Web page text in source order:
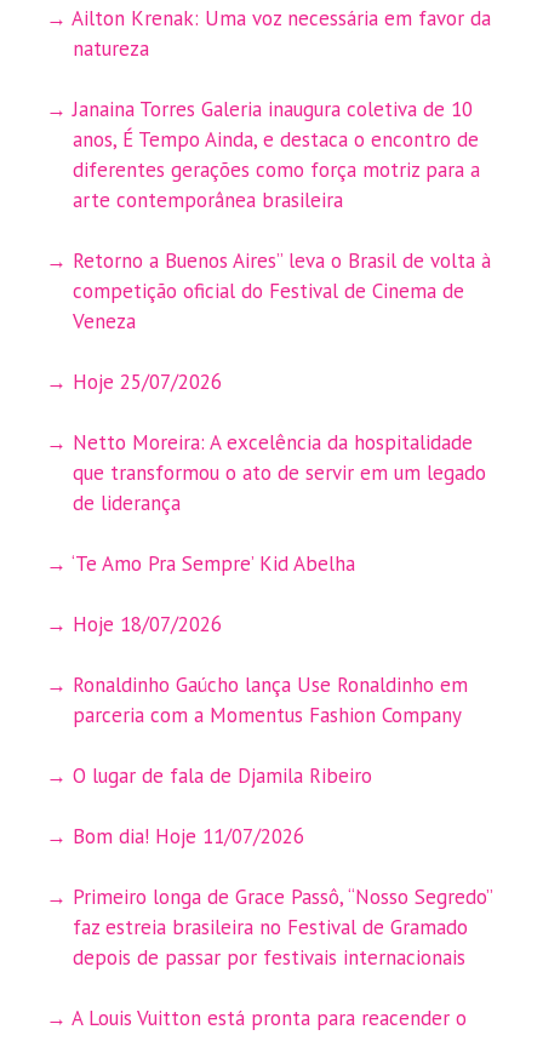
Ailton Krenak: Uma voz necessária em favor da
natureza
Janaina Torres Galeria inaugura coletiva de 10
anos, É Tempo Ainda, e destaca o encontro de
diferentes gerações como força motriz para a
arte contemporânea brasileira
Retorno a Buenos Aires” leva o Brasil de volta à
competição oficial do Festival de Cinema de
Veneza
Hoje 25/07/2026
Netto Moreira: A excelência da hospitalidade
que transformou o ato de servir em um legado
de liderança
‘Te Amo Pra Sempre’ Kid Abelha
Hoje 18/07/2026
Ronaldinho Gaúcho lança Use Ronaldinho em
parceria com a Momentus Fashion Company
O lugar de fala de Djamila Ribeiro
Bom dia! Hoje 11/07/2026
Primeiro longa de Grace Passô, “Nosso Segredo”
faz estreia brasileira no Festival de Gramado
depois de passar por festivais internacionais
A Louis Vuitton está pronta para reacender o